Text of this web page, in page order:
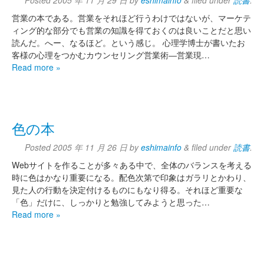
営業の本である。営業をそれほど行うわけではないが、マーケテ
ィング的な部分でも営業の知識を得ておくのは良いことだと思い
読んだ。へー、なるほど。という感じ。 心理学博士が書いたお
客様の心理をつかむカウンセリング営業術―営業現…
Read more »
色の本
Posted2005 年 11 月 26 日 byeshimainfo & filed under読書.
Webサイトを作ることが多々ある中で、全体のバランスを考える
時に色はかなり重要になる。配色次第で印象はガラリとかわり、
見た人の行動を決定付けるものにもなり得る。それほど重要な
「色」だけに、しっかりと勉強してみようと思った…
Read more »